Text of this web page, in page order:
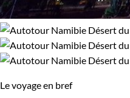
Le voyage en bref